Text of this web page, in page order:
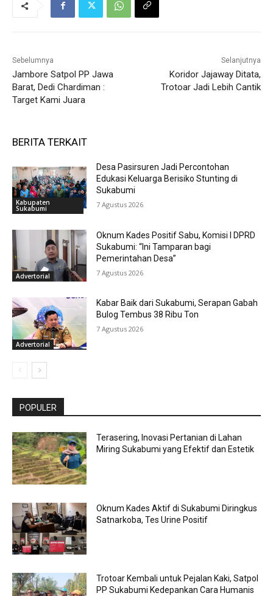
Sebelumnya
Jambore Satpol PP Jawa
Barat, Dedi Chardiman :
Target Kami Juara
Selanjutnya
Koridor Jajaway Ditata,
Trotoar Jadi Lebih Cantik
BERITA TERKAIT
Kabupaten
Sukabumi
Desa Pasirsuren Jadi Percontohan
Edukasi Keluarga Berisiko Stunting di
Sukabumi
7 Agustus 2026
Advertorial
Oknum Kades Positif Sabu, Komisi I DPRD
Sukabumi: “Ini Tamparan bagi
Pemerintahan Desa”
7 Agustus 2026
Advertorial
Kabar Baik dari Sukabumi, Serapan Gabah
Bulog Tembus 38 Ribu Ton
7 Agustus 2026
POPULER
Terasering, Inovasi Pertanian di Lahan
Miring Sukabumi yang Efektif dan Estetik
Oknum Kades Aktif di Sukabumi Diringkus
Satnarkoba, Tes Urine Positif
Trotoar Kembali untuk Pejalan Kaki, Satpol
PP Sukabumi Kedepankan Cara Humanis